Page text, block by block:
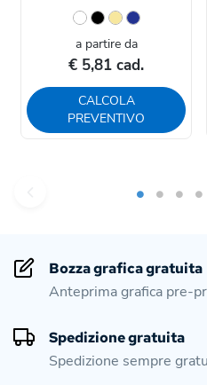
a partire da
€ 5,81 cad.
CALCOLA
PREVENTIVO
Bozza grafica gratuita
Anteprima grafica pre-
Spedizione gratuita
Spedizione sempre